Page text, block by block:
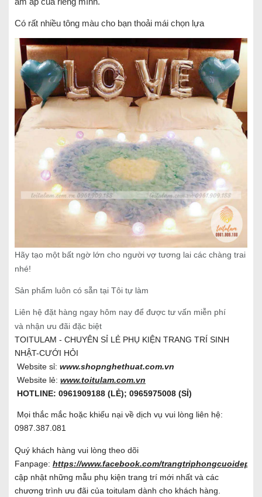
Có rất nhiều tông màu cho bạn thoải mái chọn lựa
Hãy tạo một bất ngờ lớn cho người vợ tương lai các chàng trai
nhé!
Sản phẩm luôn có sẵn tại Tôi tự làm
Liên hệ đặt hàng ngay hôm nay để được tư vấn miễn phí
và nhận ưu đãi đặc biệt
TOITULAM - CHUYÊN SỈ LẺ PHỤ KIỆN TRANG TRÍ SINH
NHẬT-CƯỚI HỎI
Website sỉ: www.shopnghethuat.com.vn
Website lẻ: www.toitulam.com.vn
HOTLINE: 0961909188 (LẺ); 0965975008 (SỈ)
Mọi thắc mắc hoặc khiếu nại về dịch vụ vui lòng liên hệ:
0987.387.081
Quý khách hàng vui lòng theo dõi
Fanpage: https://www.facebook.com/trangtriphongcuoidep/
cập nhật những mẫu phụ kiện trang trí mới nhất và các
chương trình ưu đãi của toitulam dành cho khách hàng.